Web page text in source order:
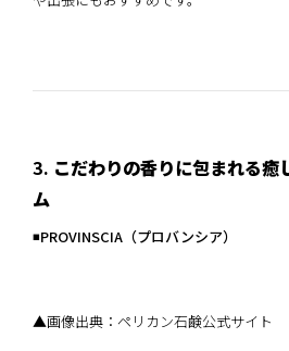
3. こだわりの香りに包まれる癒
ム
◾️PROVINSCIA（プロバンシア）
▲画像出典：ペリカン石鹸公式サイト